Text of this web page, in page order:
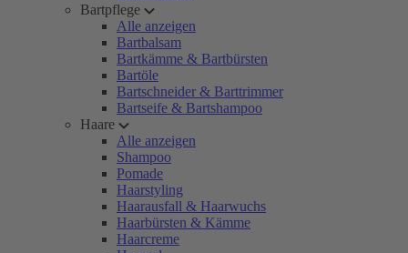
Bartpflege
Alle anzeigen
Bartbalsam
Bartkämme & Bartbürsten
Bartöle
Bartschneider & Barttrimmer
Bartseife & Bartshampoo
Haare
Alle anzeigen
Shampoo
Pomade
Haarstyling
Haarausfall & Haarwuchs
Haarbürsten & Kämme
Haarcreme